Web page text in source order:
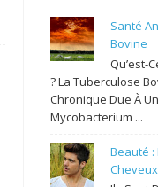
Santé
Bovine
Qu’est-
? La Tuberculose
Chronique Due À
Mycobacterium ...
Beauté :
Cheveux